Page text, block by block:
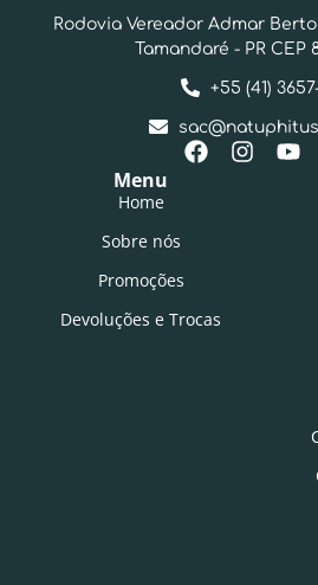
Rodovia Vereador Admar
Tamandaré - PR CEP
+55 (41) 3657-
Menu
Home
Sobre nós
Promoções
Devoluções e Trocas